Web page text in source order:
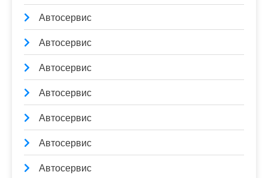
Автосервис
Автосервис
Автосервис
Автосервис
Автосервис
Автосервис
Автосервис